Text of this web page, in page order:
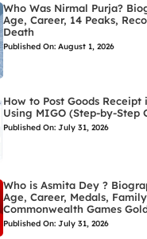
Who Was Nirmal Purja?
Age, Career, 14 Peaks,
Death
Published On: August 1, 2026
How to Post Goods Receipt
Using MIGO (Step-by-Step
Published On: July 31, 2026
Who is Asmita Dey ?
Age, Career, Medals,
Commonwealth Games
Published On: July 31, 2026